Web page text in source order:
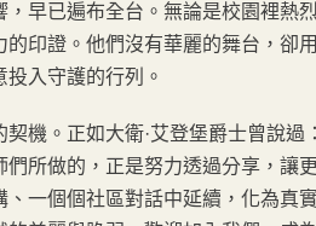
早已遍布全台。無論是校園裡熱
印證。他們沒有華麗的舞台，卻
入守護的行列。
。正如大衛·艾登堡爵士曾說過
所做的，正是努力透過分享，讓
一個個社區對話中延續，化為真